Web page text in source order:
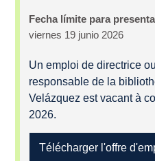
Fecha límite para
viernes 19 junio 2026
Un emploi de directrice
responsable de la
Velázquez est vacant à
2026.
Télécharger l'offre